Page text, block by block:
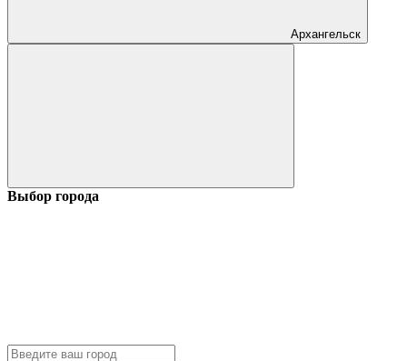
Архангельск
Выбор города